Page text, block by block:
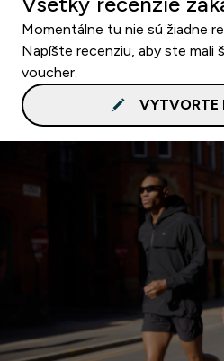
Momentálne tu nie sú žiadne
Napíšte recenziu, aby ste mali
voucher.
VYTVORTE